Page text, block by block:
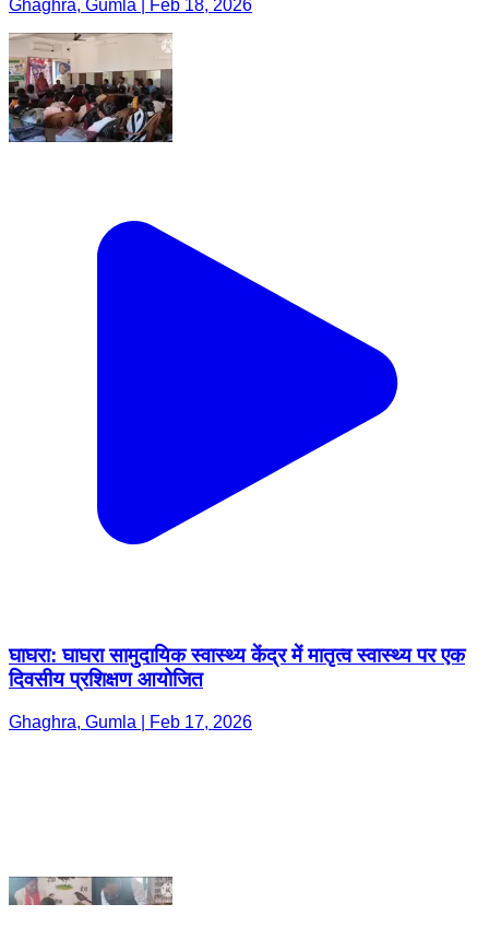
घाघरा: घाघरा सामुदायिक स्वास्थ्य केंद्र में मातृत्व स्वास्थ्य पर एक